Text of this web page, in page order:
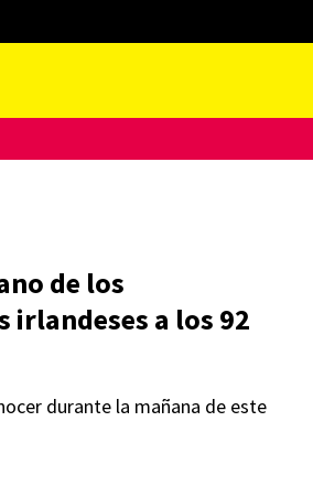
de los
irlandeses a los 92
durante la mañana de este